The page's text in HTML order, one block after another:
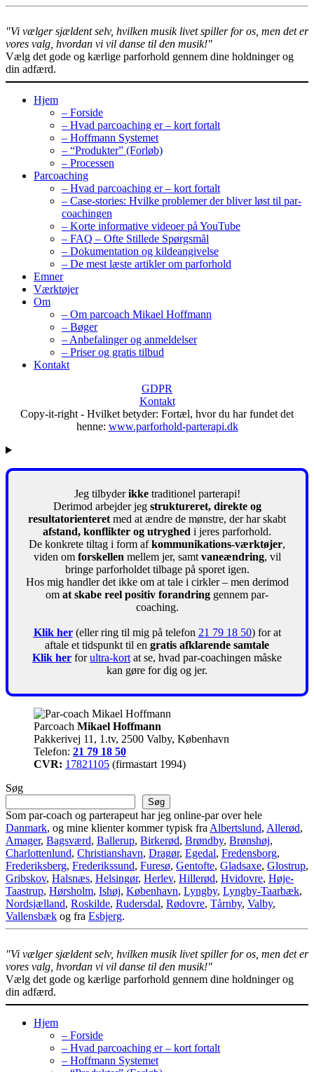
"Vi vælger sjældent selv, hvilken musik livet spiller for os, men det er
vores valg, hvordan vi vil danse til den musik!"
Vælg det gode og kærlige parforhold gennem dine holdninger og
din adfærd.
Hjem
– Forside
– Hvad parcoaching er – kort fortalt
– Hoffmann Systemet
– “Produkter” (Forløb)
– Processen
Parcoaching
– Hvad parcoaching er – kort fortalt
– Case-stories: Hvilke problemer der bliver løst til par-
coachingen
– Korte informative videoer på YouTube
– FAQ – Ofte Stillede Spørgsmål
– Dokumentation og kildeangivelse
– De mest læste artikler om parforhold
Emner
Værktøjer
Om
– Om parcoach Mikael Hoffmann
– Bøger
– Anbefalinger og anmeldelser
– Priser og gratis tilbud
Kontakt
GDPR
Kontakt
Copy-it-right - Hvilket betyder: Fortæl, hvor du har fundet det
henne: www.parforhold-parterapi.dk
Jeg tilbyderikke traditionel parterapi!
Derimod arbejder jeg struktureret, direkte og
resultatorienteret med at ændre de mønstre, der har skabt
afstand, konflikter og utryghed i jeres parforhold.
De konkrete tiltag i form afkommunikations-værktøjer,
viden om forskellen mellem jer, samt vaneændring, vil
bringe parforholdet tilbage på sporet igen.
Hos mig handler det ikke om at tale i cirkler – men derimod
om at skabe reel positiv forandring gennem par-
coaching.
Klik her(eller ring til mig på telefon 21 79 18 50) for at
aftale et tidspunkt til en gratis afklarende samtale
Klik her forultra-kort at se, hvad par-coachingen måske
kan gøre for dig og jer.
Parcoach Mikael Hoffmann
Pakkerivej 11, 1.tv, 2500 Valby, København
Telefon: 21 79 18 50
CVR: 17821105 (firmastart 1994)
Søg
Søg
Som par-coach og parterapeut har jeg online-par over hele
Danmark, og mine klienter kommer typisk fra Albertslund, Allerød,
Amager, Bagsværd, Ballerup, Birkerød, Brøndby, Brønshøj,
Charlottenlund, Christianshavn, Dragør, Egedal, Fredensborg,
Frederiksberg, Frederikssund, Furesø, Gentofte, Gladsaxe, Glostrup,
Gribskov, Halsnæs, Helsingør, Herlev, Hillerød, Hvidovre, Høje-
Taastrup, Hørsholm, Ishøj, København, Lyngby, Lyngby-Taarbæk,
Nordsjælland, Roskilde, Rudersdal, Rødovre, Tårnby, Valby,
Vallensbæk og fra Esbjerg.
"Vi vælger sjældent selv, hvilken musik livet spiller for os, men det er
vores valg, hvordan vi vil danse til den musik!"
Vælg det gode og kærlige parforhold gennem dine holdninger og
din adfærd.
Hjem
– Forside
– Hvad parcoaching er – kort fortalt
– Hoffmann Systemet